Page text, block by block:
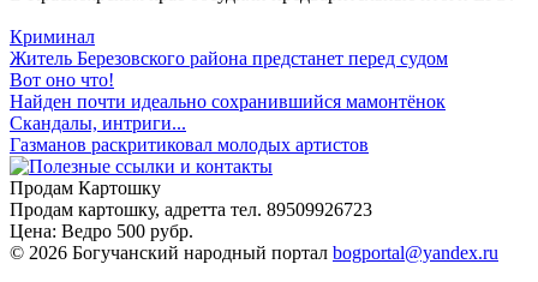
Криминал
Житель Березовского района предстанет перед судом
Вот оно что!
Найден почти идеально сохранившийся мамонтёнок
Скандалы, интриги...
Газманов раскритиковал молодых артистов
Продам Картошку
Продам картошку, адретта тел. 89509926723
Цена: Ведро 500 рубр.
© 2026 Богучанский народный портал bogportal@yandex.ru